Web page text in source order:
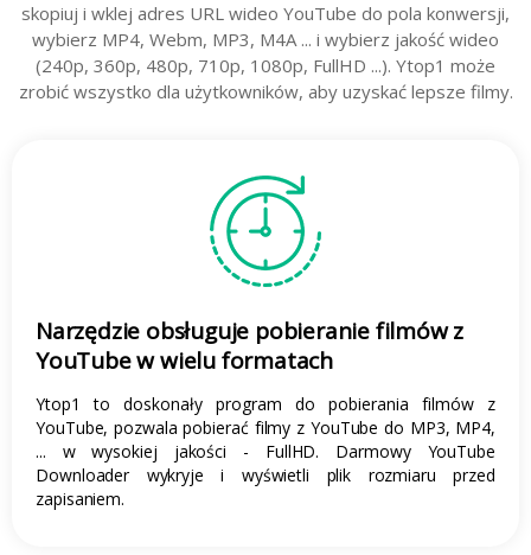
skopiuj i wklej adres URL wideo YouTube do pola konwersji,
wybierz MP4, Webm, MP3, M4A ... i wybierz jakość wideo
(240p, 360p, 480p, 710p, 1080p, FullHD ...). Ytop1 może
zrobić wszystko dla użytkowników, aby uzyskać lepsze filmy.
Narzędzie obsługuje pobieranie filmów z
YouTube w wielu formatach
Ytop1 to doskonały program do pobierania filmów z
YouTube, pozwala pobierać filmy z YouTube do MP3, MP4,
... w wysokiej jakości - FullHD. Darmowy YouTube
Downloader wykryje i wyświetli plik rozmiaru przed
zapisaniem.